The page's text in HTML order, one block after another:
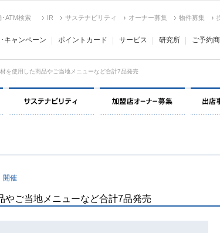
･ATM検索 IR サステナビリティ オーナー募集 物件募集
キャンペーン ポイントカード サービス 研究所 ご予約
を使用した商品やご当地メニューなど合計7品発売
開催
やご当地メニューなど合計7品発売